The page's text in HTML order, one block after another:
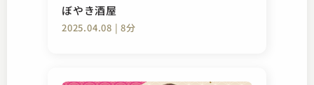
ぼやき酒屋
2025.04.08 | 8分